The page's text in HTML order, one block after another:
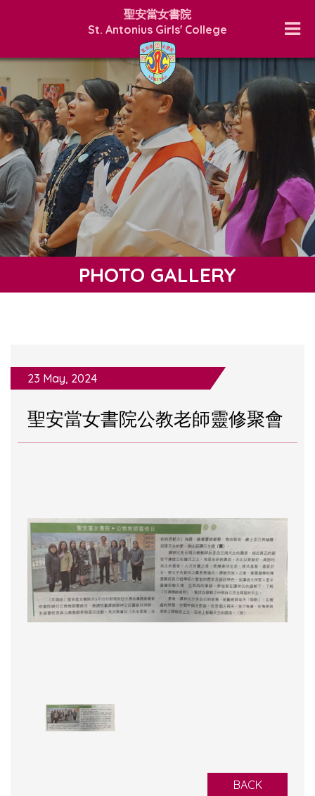
聖安當女書院
St. Antonius Girls' College
PHOTO GALLERY
23 May, 2024
聖安當女書院公教老師靈修聚會
BACK